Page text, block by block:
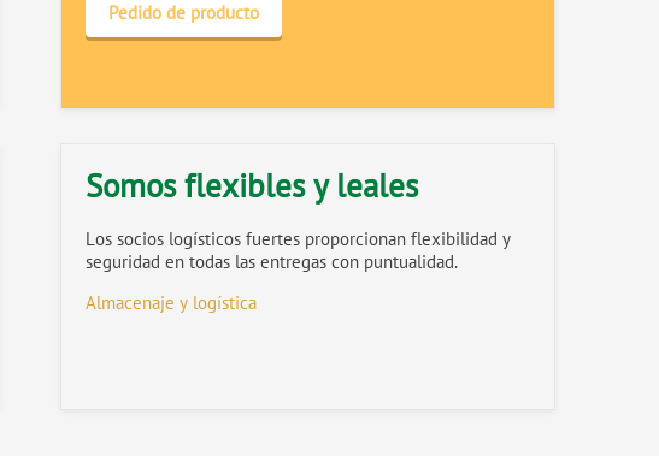
Pedido de producto
Somos flexibles y leales
Los socios logísticos fuertes proporcionan flexibilidad y
seguridad en todas las entregas con puntualidad.
Almacenaje y logística